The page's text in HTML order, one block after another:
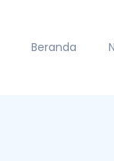
Beranda